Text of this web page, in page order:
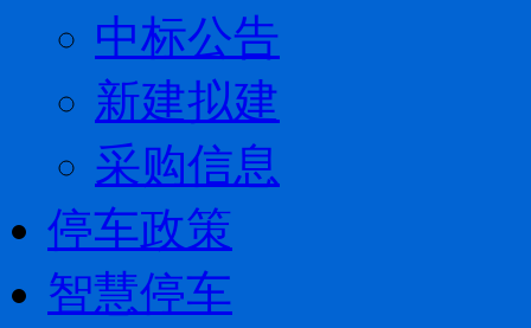
中标公告
新建拟建
采购信息
停车政策
智慧停车